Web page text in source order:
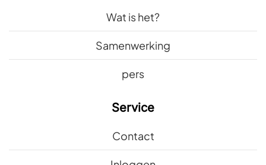
Wat is het?
Samenwerking
pers
Service
Contact